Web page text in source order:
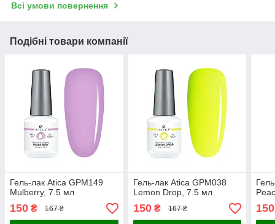
Всі умови повернення
Подібні товари компанії
Гель-лак Atica GPM149
Mulberry, 7.5 мл
150 ₴ 167 ₴
Гель-лак Atica GPM038
Lemon Drop, 7.5 мл
150₴ 167 ₴ 150